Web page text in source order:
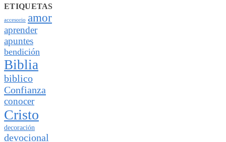
ETIQUETAS
accesorio amor
aprender
apuntes
bendición
Biblia
biblico
Confianza
conocer
Cristo
decoración
devocional